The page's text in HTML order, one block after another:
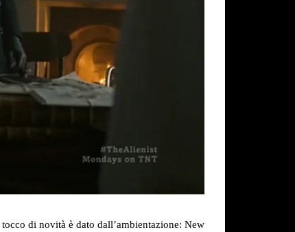
di novità è dato dall’ambientazione: New